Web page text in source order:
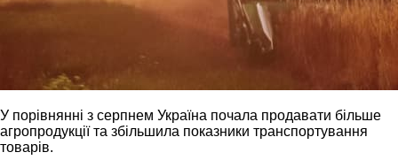
У порівнянні з серпнем Україна почала продавати більше
агропродукції та збільшила показники транспортування
товарів.